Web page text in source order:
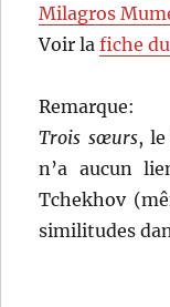
Milagros
Voir lafiche
Remarque:
Trois sœurs, le
n’a aucun
Tchekhov
similitudes